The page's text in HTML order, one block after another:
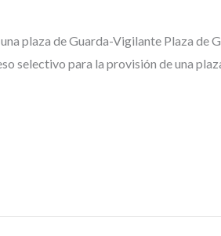
plaza de Guarda-Vigilante Plaza de
selectivo para la provisión de una